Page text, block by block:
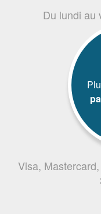
Du lundi au
Visa,